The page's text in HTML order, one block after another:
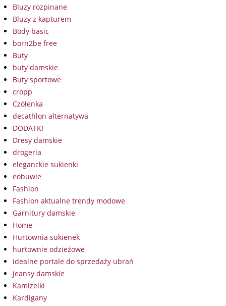
Bluzy rozpinane
Bluzy z kapturem
Body basic
born2be free
Buty
buty damskie
Buty sportowe
cropp
Czółenka
decathlon alternatywa
DODATKI
Dresy damskie
drogeria
eleganckie sukienki
eobuwie
Fashion
Fashion aktualne trendy modowe
Garnitury damskie
Home
Hurtownia sukienek
hurtownie odzieżowe
idealne portale do sprzedaży ubrań
jeansy damskie
Kamizelki
Kardigany